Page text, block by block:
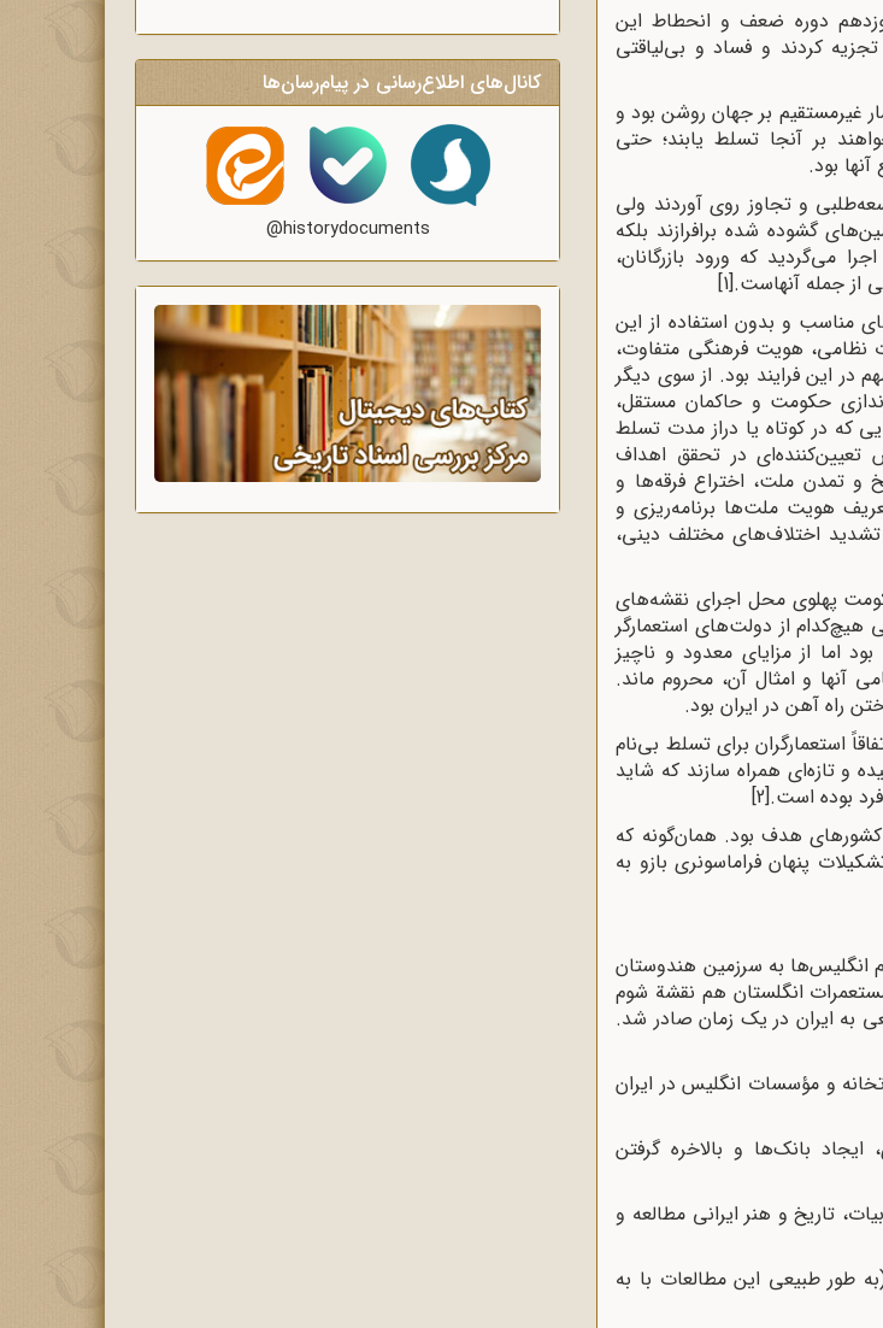
دوره ضعف و انحطاط این
کردند و فساد و بی‌لیاقتی
غیرمستقیم بر جهان روشن بود و
بر آنجا تسلط یابند؛ حتی
بود.
و تجاوز روی آوردند ولی
گشوده شده برافرازند بلکه
می‌گردید که ورود بازرگانان،
از جمله آنهاست.[1]
مناسب و بدون استفاده از این
نظامی، هویت فرهنگی متفاوت،
در این فرایند بود. از سوی دیگر
حکومت و حاکمان مستقل،
که در کوتاه یا دراز مدت تسلط
در تحقق اهداف
و تمدن ملت، اختراع فرقه‌ها و
هویت ملت‌ها برنامه‌ریزی و
اختلاف‌های مختلف دینی،
توسط پرتغالی‌ها(1507م) تا پایان حکومت پهلوی محل اجرای نقشه‌های
هیچ‌کدام از دولت‌های استعمارگر
اما از مزایای معدود و ناچیز
آنها و امثال آن، محروم ماند.
راه‌ آهن در ایران بود.
استعمارگران برای تسلط بی‌نام
و تازه‌ای همراه سازند که شاید
بوده است.[2]
کشورهای هدف بود. همان‌گونه که
پنهان فراماسونری بازو به
در سال 1600م(1020ه‍) به منظور هجوم انگلیس‌ها به سرزمین هندوستان
انگلستان هم نقشة شوم
به ایران در یک زمان صادر شد.
و مؤسسات انگلیس در ایران
بانک‌ها و بالاخره گرفتن
تاریخ و هنر ایرانی مطالعه و
طور طبیعی این مطالعات با به
کانال‌های اطلاع‌رسانی در پیام‌رسان‌ها
@historydocuments